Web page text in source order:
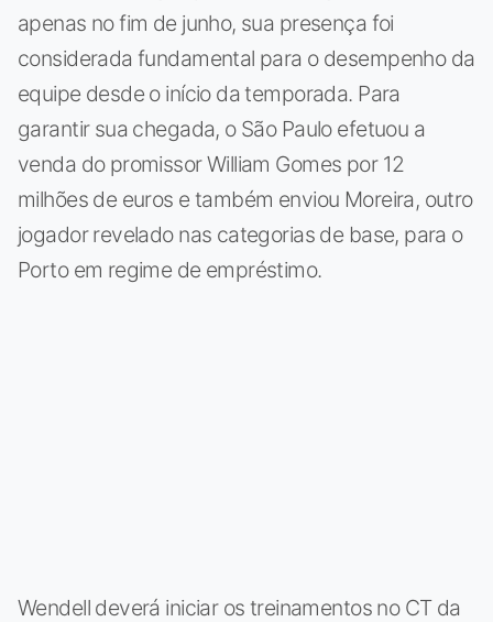
apenas no fim de junho, sua presença foi
considerada fundamental para o desempenho da
equipe desde o início da temporada. Para
garantir sua chegada, o São Paulo efetuou a
venda do promissor William Gomes por 12
milhões de euros e também enviou Moreira, outro
jogador revelado nas categorias de base, para o
Porto em regime de empréstimo.
Wendell deverá iniciar os treinamentos no CT da